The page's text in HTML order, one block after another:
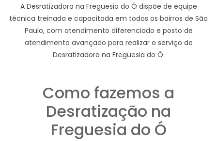
A Desratizadora na Freguesia do Ó dispõe de equipe
técnica treinada e capacitada em todos os bairros de São
Paulo, com atendimento diferenciado e posto de
atendimento avançado para realizar o serviço de
Desratizadora na Freguesia do Ó.
Como fazemos a
Desratização na
Freguesia do Ó